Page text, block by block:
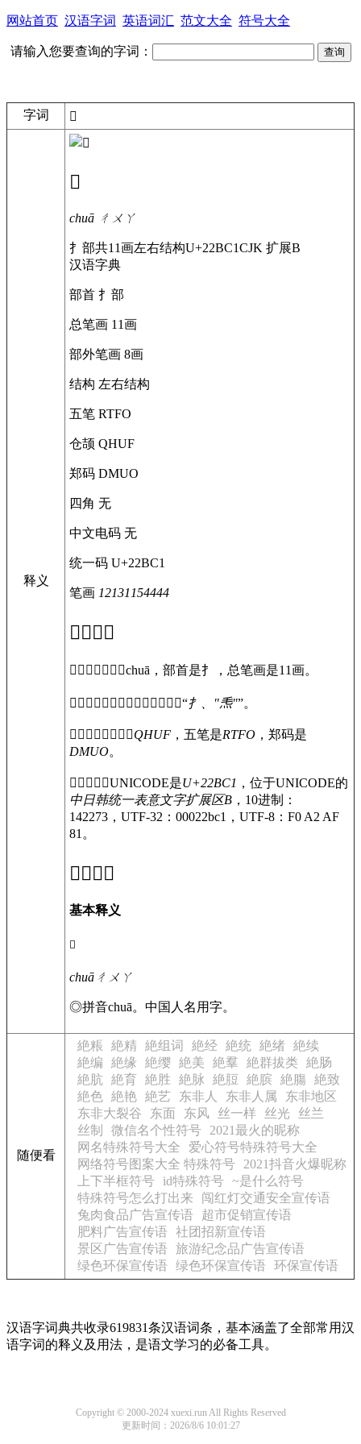
网站首页 汉语字词 英语词汇 范文大全 符号大全
请输入您要查询的字词：
字词 𢯁
释义
𢯁
chuā ㄔㄨㄚ
扌部共11画左右结构U+22BC1CJK 扩展B
汉语字典
部首 扌部
总笔画 11画
部外笔画 8画
结构 左右结构
五笔 RTFO
仓颉 QHUF
郑码 DMUO
四角 无
中文电码 无
统一码 U+22BC1
笔画 12131154444
𢯁字概述
〔 𢯁 〕字拼音是chuā，部首是扌，总笔画是11画。
〔 𢯁 〕字是左右结构，可拆字为“扌、 "𤆬"”。
〔 𢯁 〕字仓颉码是QHUF ，五笔是RTFO ，郑码是
DMUO。
〔 𢯁 〕字的UNICODE是U+22BC1 ，位于UNICODE的
中日韩统一表意文字扩展区B ，10进制：
142273，UTF-32：00022bc1，UTF-8：F0 A2 AF
81。
𢯁的意思
基本释义
𢯁
chuā ㄔㄨㄚ
◎拼音chuā。中国人名用字。
随便看
絶粻 絶精 絶组词 絶经 絶统 絶绪 絶续
絶编
絶缘 絶缨 絶美 絶羣 絶群拔类
絶肠
絶肮
絶育 絶胜 絶脉 絶脰 絶膑 絶膓
絶致
絶色 絶艳 絶艺 东非人 东非人属
东非地区
东非大裂谷
东面 东风 丝一样 丝光
丝兰
丝制
微信名个性符号
2021最火的昵称
网名特殊符号大全
爱心符号特殊符号大全
网络符号图案大全 特殊符号
2021抖音火爆昵称
上下半框符号
id特殊符号 ~是什么符号
特殊符号怎么打出来
闯红灯交通安全宣传语
兔肉食品广告宣传语
超市促销宣传语
肥料广告宣传语
社团招新宣传语
景区广告宣传语
旅游纪念品广告宣传语
绿色环保宣传语
绿色环保宣传语 环保宣传语
汉语字词典共收录619831条汉语词条，基本涵盖了全部常用汉
语字词的释义及用法，是语文学习的必备工具。
Copyright © 2000-2024 xuexi.run All Rights Reserved
更新时间：2026/8/6 10:01:27